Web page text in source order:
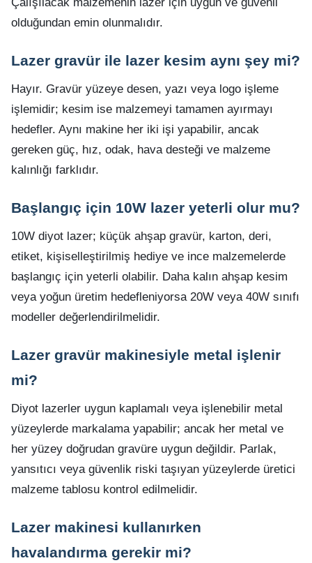
olduğundan emin olunmalıdır.
Lazer gravür ile lazer kesim aynı şey mi?
Hayır. Gravür yüzeye desen, yazı veya logo işleme
işlemidir; kesim ise malzemeyi tamamen ayırmayı
hedefler. Aynı makine her iki işi yapabilir, ancak
gereken güç, hız, odak, hava desteği ve malzeme
kalınlığı farklıdır.
Başlangıç için 10W lazer yeterli olur mu?
10W diyot lazer; küçük ahşap gravür, karton, deri,
etiket, kişiselleştirilmiş hediye ve ince malzemelerde
başlangıç için yeterli olabilir. Daha kalın ahşap kesim
veya yoğun üretim hedefleniyorsa 20W veya 40W sınıfı
modeller değerlendirilmelidir.
Lazer gravür makinesiyle metal işlenir
mi?
Diyot lazerler uygun kaplamalı veya işlenebilir metal
yüzeylerde markalama yapabilir; ancak her metal ve
her yüzey doğrudan gravüre uygun değildir. Parlak,
yansıtıcı veya güvenlik riski taşıyan yüzeylerde üretici
malzeme tablosu kontrol edilmelidir.
Lazer makinesi kullanırken
havalandırma gerekir mi?